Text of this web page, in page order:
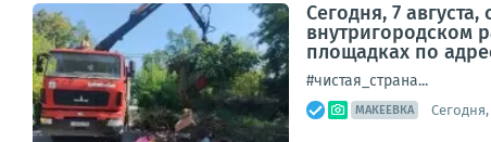
Сегодня, 7
внутригородском
площадках по
#чистая_страна...
МАКЕЕВКА Сегодня,